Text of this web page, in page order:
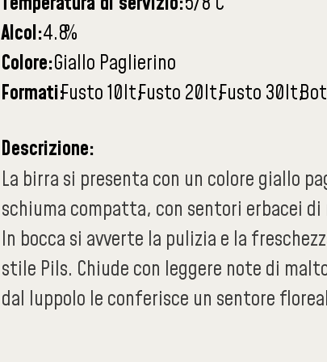
Alcol:4.8%
Colore:Giallo Paglierino
Formati:Fusto 10ltFusto 20ltFusto 30lt
Descrizione:
La birra si presenta con un colore giallo
schiuma compatta, con sentori erbacei
In bocca si avverte la pulizia e la
stile Pils. Chiude con leggere note di
dal luppolo le conferisce un sentore